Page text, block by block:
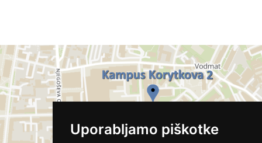
Uporabljamo piškotke